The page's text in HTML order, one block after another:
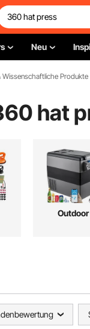
Neu
Wissenschaftliche Produkte
hat
Outdoor